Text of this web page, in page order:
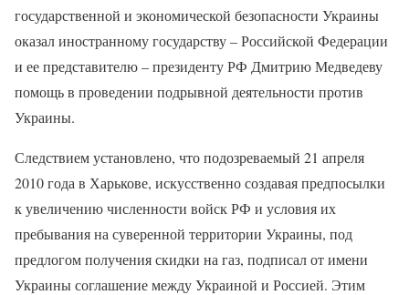
государственной и экономической безопасности Украины
оказал иностранному государству – Российской Федерации
и ее представителю – президенту РФ Дмитрию Медведеву
помощь в проведении подрывной деятельности против
Украины.
Следствием установлено, что подозреваемый 21 апреля
2010 года в Харькове, искусственно создавая предпосылки
к увеличению численности войск РФ и условия их
пребывания на суверенной территории Украины, под
предлогом получения скидки на газ, подписал от имени
Украины соглашение между Украиной и Россией. Этим